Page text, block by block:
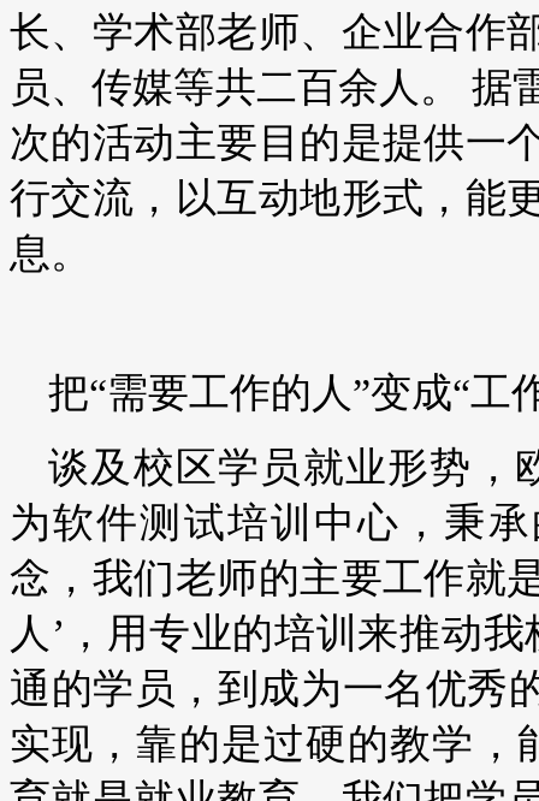
长、学术部老师、企业合作
员、传媒等共二百余人。 据
次的活动主要目的是提供一
行交流，以互动地形式，能
息。
把“需要工作的人”变成“工
谈及校区学员就业形势，
为软件测试培训中心，秉
念，我们老师的主要工作就
人’，用专业的培训来推动
通的学员，到成为一名优秀
实现，靠的是过硬的教学，